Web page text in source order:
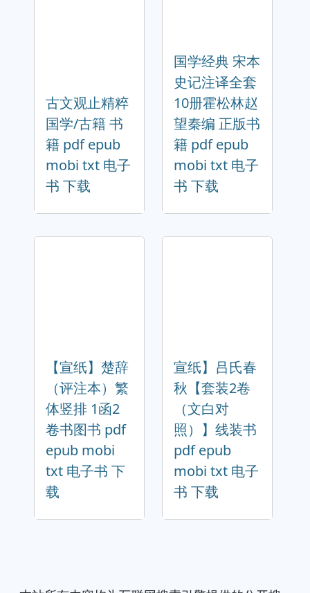
古文观止精粹
国学/古籍 书
籍 pdf epub
mobi txt 电子
书 下载
国学经典 宋本
史记注译全套
10册霍松林赵
望秦编 正版书
籍 pdf epub
mobi txt 电子
书 下载
【宣纸】楚辞
（评注本）繁
体竖排 1函2
卷书图书 pdf
epub mobi
txt 电子书 下
载
宣纸】吕氏春
秋【套装2卷
（文白对
照）】线装书
pdf epub
mobi txt 电子
书 下载